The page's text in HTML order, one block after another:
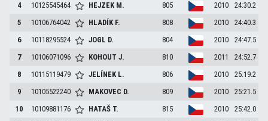
4
10125545464 HEJZEK M. 805 2010
24:30.2
5
10106764042 HLADÍK F. 808 2010
24:40.3
6
10118295524 JOGL D. 804 2010
24:47.5
7
10106071096 KOHOUTJ. 810 2011
24:52.7
8
10115119479 JELÍNEK L. 806 2010
25:19.2
9
10105522240 MAKOVEC D. 809 2010
25:21.5
10
10109881176 HATAŠ T. 815 2010
25:42.0